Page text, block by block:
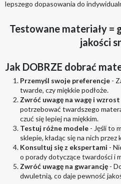
lepszego dopasowania do
Testowane materiały =
jakości
Jak DOBRZE dobrać
Przemyśl swoje preferencje -
twarde, czy miękkie podłoże.
Zwróć uwagę na wagę i wzrost
potrzebować twardszego
czuć się lepiej na miękkim.
Testuj różne modele - Jęśli to
sklepie, kładąc się na nich przez
Konsultuj się z ekspertami -
o porady dotyczące twardości i
Zwróć uwagę na gwarancję -
dwuletnią, co daje pewność